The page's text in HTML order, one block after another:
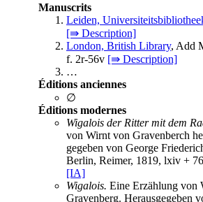
Manuscrits
Leiden,
[⇛ Description]
London, British Library, Add
f. 2r-56v [⇛ Description]
…
Éditions anciennes
∅
Éditions modernes
Wigalois der Ritter mit dem
von Wirnt von Gravenberch
gegeben von George
Berlin, Reimer, 1819, lxiv +
[IA]
Wigalois. Eine Erzählung von
Gravenberg. Herausgegeben